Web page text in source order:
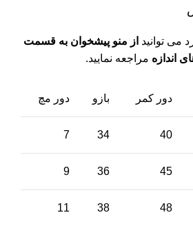
می توانید از منو پیشخوان به قسمت
اندازه مراجعه نمایید.
دور کمر بازو دور مچ
40
34
7
45
36
9
48
38
11